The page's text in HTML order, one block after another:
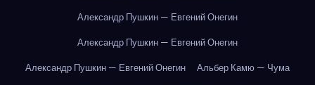
Александр Пушкин — Евгений Онегин
Александр Пушкин — Евгений Онегин
Александр Пушкин — Евгений Онегин
Альбер Камю — Чума